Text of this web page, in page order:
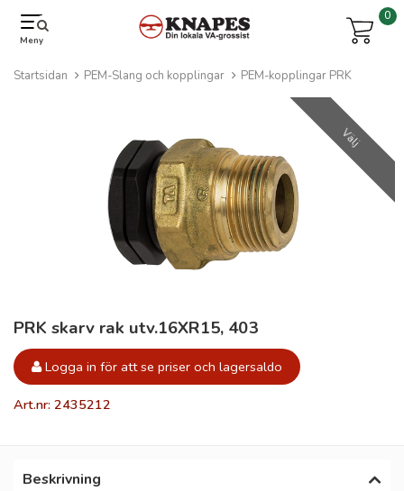
Meny
0
Startsidan PEM-Slang och kopplingar PEM-kopplingar PRK
Välj
PRK skarv rak utv.16XR15, 403
Logga in för att se priser och lagersaldo
Art.nr: 2435212
Beskrivning